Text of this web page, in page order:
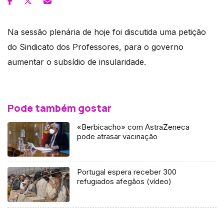
Na sessão plenária de hoje foi discutida uma petição
do Sindicato dos Professores, para o governo
aumentar o subsídio de insularidade.
Pode também gostar
«Berbicacho» com AstraZeneca
pode atrasar vacinação
Portugal espera receber 300
refugiados afegãos (vídeo)